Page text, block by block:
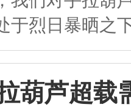
于烈日暴晒之
葫芦超载